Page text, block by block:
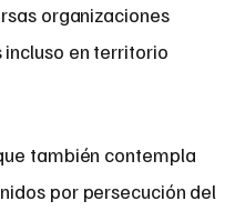
organizaciones
incluso en territorio
también contempla
por persecución del